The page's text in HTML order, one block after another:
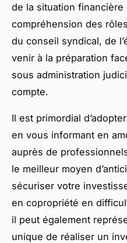
de la situation
compréhension des
du conseil syndical, de
venir à la préparation
sous administration
compte.
Il est primordial
en vous informant en
auprès de
le meilleur moyen
sécuriser votre
en copropriété en
il peut également
unique de réaliser un